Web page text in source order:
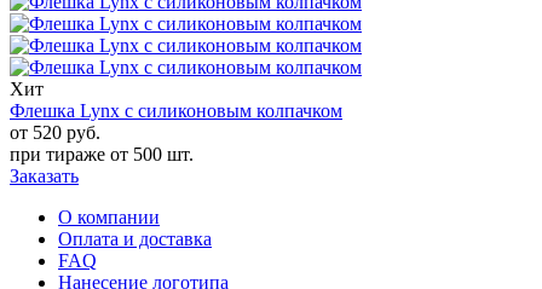
Хит
Флешка Lynx с силиконовым колпачком
от 520 руб.
при тираже от 500 шт.
Заказать
О компании
Оплата и доставка
FAQ
Нанесение логотипа